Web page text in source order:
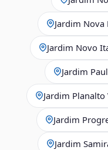
Jardim Nova
Jardim Novo
Jardim
Jardim Planalto
Jardim
Jardim